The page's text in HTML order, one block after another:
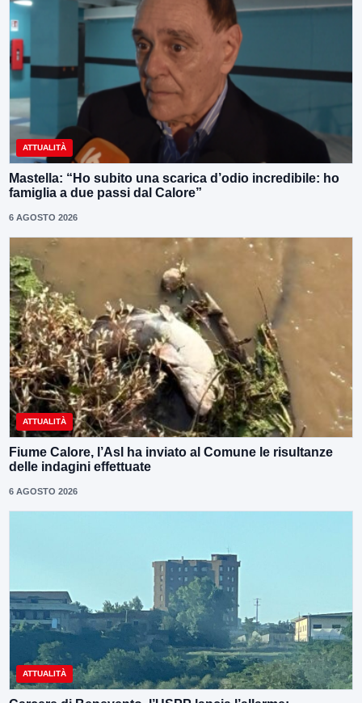
ATTUALITÀ
Mastella: “Ho subito una scarica d’odio incredibile: ho
famiglia a due passi dal Calore”
6 AGOSTO 2026
ATTUALITÀ
Fiume Calore, l’Asl ha inviato al Comune le risultanze
delle indagini effettuate
6 AGOSTO 2026
ATTUALITÀ